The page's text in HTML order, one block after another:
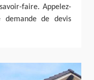
faire. Appelez-
demande de devis